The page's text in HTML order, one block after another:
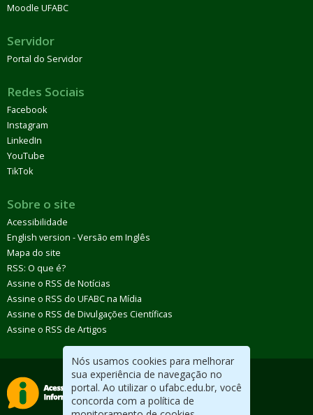
Nós usamos cookies para melhorar
sua experiência de navegação no
portal. Ao utilizar o ufabc.edu.br, você
concorda com a política de
Moodle UFABC
Servidor
Portal do Servidor
Redes Sociais
Facebook
Instagram
LinkedIn
YouTube
TikTok
Sobre o site
Acessibilidade
English version - Versão em Inglês
Mapa do site
RSS: O que é?
Assine o RSS de Notícias
Assine o RSS do UFABC na Mídia
Assine o RSS de Divulgações Científicas
Assine o RSS de Artigos